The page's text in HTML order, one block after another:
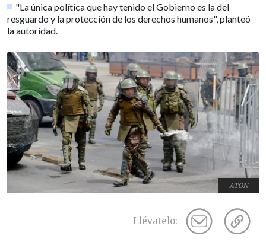
"La única política que hay tenido el Gobierno es la del
resguardo y la protección de los derechos humanos", planteó
la autoridad.
ATON
Llévatelo: